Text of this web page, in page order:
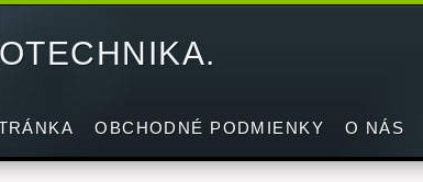
OBCHODNÉ PODMIENKY O NÁS